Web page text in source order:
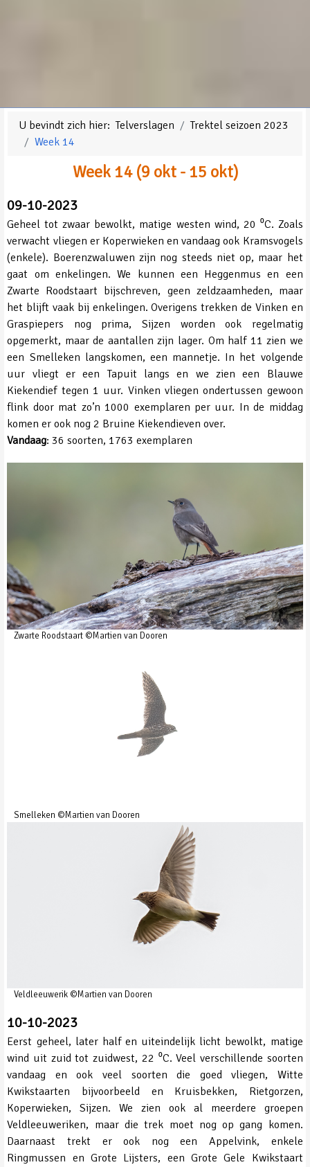
U bevindt zich hier:Telverslagen
Trektel seizoen 2023
Week 14
Week 14 (9 okt - 15 okt)
09-10-2023
Geheel tot zwaar bewolkt, matige westen wind, 20 ⁰C. Zoals
verwacht vliegen er Koperwieken en vandaag ook Kramsvogels
(enkele). Boerenzwaluwen zijn nog steeds niet op, maar het
gaat om enkelingen. We kunnen een Heggenmus en een
Zwarte Roodstaart bijschreven, geen zeldzaamheden, maar
het blijft vaak bij enkelingen. Overigens trekken de Vinken en
Graspiepers nog prima, Sijzen worden ook regelmatig
opgemerkt, maar de aantallen zijn lager. Om half 11 zien we
een Smelleken langskomen, een mannetje. In het volgende
uur vliegt er een Tapuit langs en we zien een Blauwe
Kiekendief tegen 1 uur. Vinken vliegen ondertussen gewoon
flink door mat zo’n 1000 exemplaren per uur. In de middag
komen er ook nog 2 Bruine Kiekendieven over.
Vandaag: 36 soorten, 1763 exemplaren
Zwarte Roodstaart ©Martien van Dooren
Smelleken ©Martien van Dooren
Veldleeuwerik ©Martien van Dooren
10-10-2023
Eerst geheel, later half en uiteindelijk licht bewolkt, matige
wind uit zuid tot zuidwest, 22 ⁰C. Veel verschillende soorten
vandaag en ook veel soorten die goed vliegen, Witte
Kwikstaarten bijvoorbeeld en Kruisbekken, Rietgorzen,
Koperwieken, Sijzen. We zien ook al meerdere groepen
Veldleeuweriken, maar die trek moet nog op gang komen.
Daarnaast trekt er ook nog een Appelvink, enkele
Ringmussen en Grote Lijsters, een Grote Gele Kwikstaart